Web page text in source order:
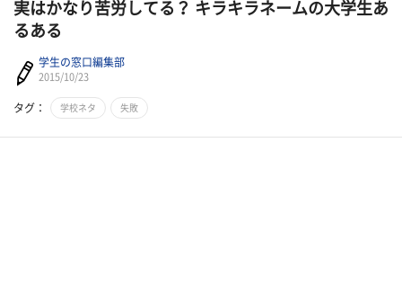
実はかなり苦労してる？ キラキラネームの大学生あ
るある
学生の窓口編集部
2015/10/23
タグ： 学校ネタ 失敗